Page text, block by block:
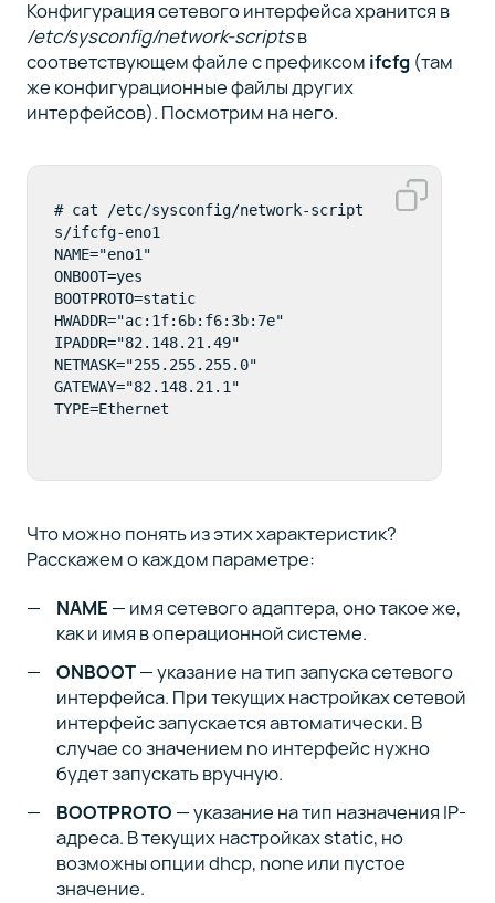
Конфигурация сетевого интерфейса хранится в
/etc/sysconfig/network-scriptsв
соответствующем файле с префиксом ifcfg(там
же конфигурационные файлы других
интерфейсов). Посмотрим на него.
# cat /etc/sysconfig/network-script
s/ifcfg-eno1
NAME="eno1"
ONBOOT=yes
BOOTPROTO=static
HWADDR="ac:1f:6b:f6:3b:7e"
IPADDR="82.148.21.49"
NETMASK="255.255.255.0"
GATEWAY="82.148.21.1"
TYPE=Ethernet
Что можно понять из этих характеристик?
Расскажем о каждом параметре:
NAME — имя сетевого адаптера, оно такое же,
как и имя в операционной системе.
ONBOOT— указание на тип запуска сетевого
интерфейса. При текущих настройках сетевой
интерфейс запускается автоматически. В
случае со значением no интерфейс нужно
будет запускать вручную.
BOOTPROTO — указание на тип назначения IP-
адреса. В текущих настройках static, но
возможны опции dhcp, none или пустое
значение.